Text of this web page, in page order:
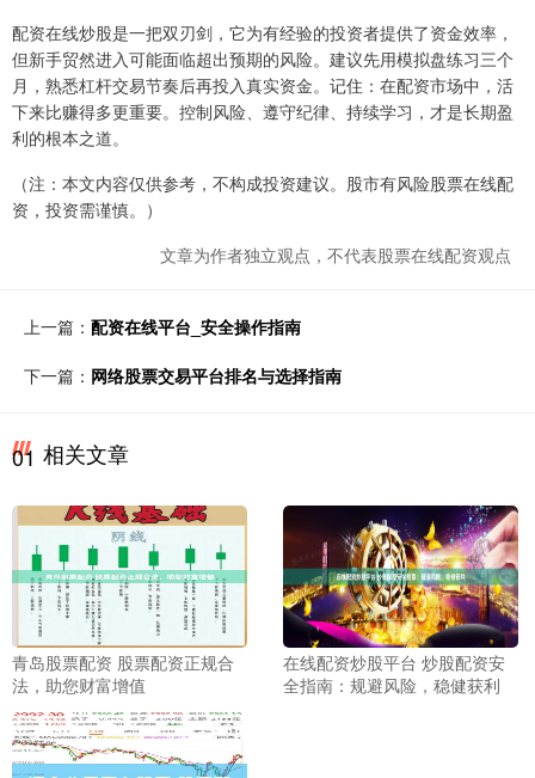
配资在线炒股是一把双刃剑，它为有经验的投资者提供了资金效率，
但新手贸然进入可能面临超出预期的风险。建议先用模拟盘练习三个
月，熟悉杠杆交易节奏后再投入真实资金。记住：在配资市场中，活
下来比赚得多更重要。控制风险、遵守纪律、持续学习，才是长期盈
利的根本之道。
（注：本文内容仅供参考，不构成投资建议。股市有风险股票在线配
资，投资需谨慎。）
文章为作者独立观点，不代表股票在线配资观点
上一篇： 配资在线平台_安全操作指南
下一篇： 网络股票交易平台排名与选择指南
01 相关文章
青岛股票配资 股票配资正规合
法，助您财富增值
在线配资炒股平台 炒股配资安
全指南：规避风险，稳健获利